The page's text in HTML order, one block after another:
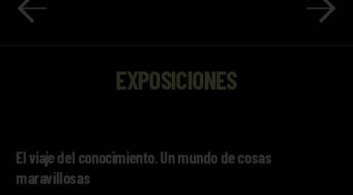
EXPOSICIONES
El viaje del conocimiento. Un mundo de cosas
maravillosas